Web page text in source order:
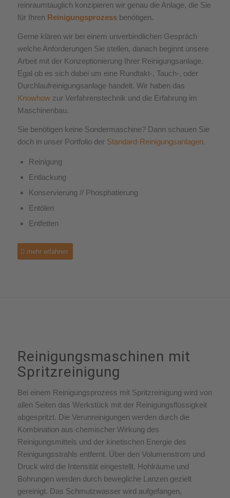
reinraumtauglich konzipieren wir genau die Anlage, die Sie
für Ihren Reinigungsprozessbenötigen.
Gerne klären wir bei einem unverbindlichen Gespräch
welche Anforderungen Sie stellen, danach beginnt unsere
Arbeit mit der Konzeptionierung Ihrer Reinigungsanlage.
Egal ob es sich dabei um eine Rundtakt-, Tauch-, oder
Durchlaufreinigungsanlage handelt. Wir haben das
Knowhowzur Verfahrenstechnik und die Erfahrung im
Maschinenbau.
Sie benötigen keine Sondermaschine? Dann schauen Sie
doch in unser Portfolio der Standard-Reinigungsanlagen.
Reinigung
Entlackung
Konservierung // Phosphatierung
Entölen
Entfetten
mehr erfahren
Reinigungsmaschinen mit
Spritzreinigung
Bei einem Reinigungsprozess mit Spritzreinigung wird von
allen Seiten das Werkstück mit der Reinigungsflüssigkeit
abgespritzt. Die Verunreinigungen werden durch die
Kombination aus chemischer Wirkung des
Reinigungsmittels und der kinetischen Energie des
Reinigungsstrahls entfernt. Über den Volumenstrom und
Druck wird die Intensität eingestellt. Hohlräume und
Bohrungen werden durch bewegliche Lanzen gezielt
gereinigt. Das Schmutzwasser wird aufgefangen,